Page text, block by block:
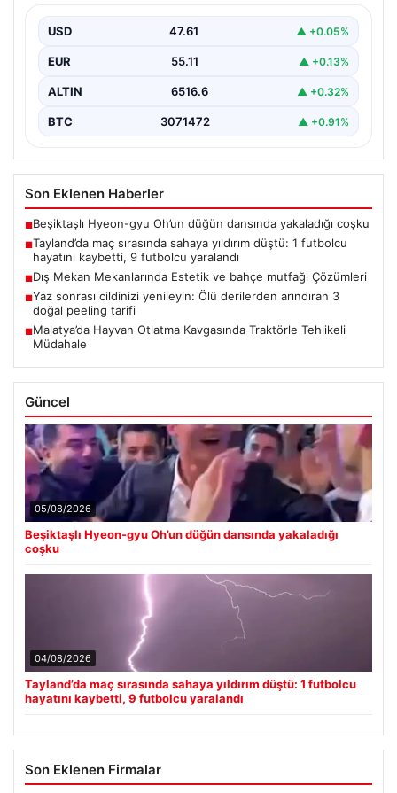
USD 47.61 ▲ +0.05%
EUR 55.11 ▲ +0.13%
ALTIN 6516.6 ▲ +0.32%
BTC 3071472 ▲ +0.91%
Son Eklenen Haberler
■Beşiktaşlı Hyeon-gyu Oh’un düğün dansında yakaladığı coşku
■Tayland’da maç sırasında sahaya yıldırım düştü: 1 futbolcu
hayatını kaybetti, 9 futbolcu yaralandı
■Dış Mekan Mekanlarında Estetik ve bahçe mutfağı Çözümleri
■Yaz sonrası cildinizi yenileyin: Ölü derilerden arındıran 3
doğal peeling tarifi
■Malatya’da Hayvan Otlatma Kavgasında Traktörle Tehlikeli
Müdahale
Güncel
05/08/2026
Beşiktaşlı Hyeon-gyu Oh’un düğün dansında yakaladığı
coşku
04/08/2026
Tayland’da maç sırasında sahaya yıldırım düştü: 1 futbolcu
hayatını kaybetti, 9 futbolcu yaralandı
Son Eklenen Firmalar